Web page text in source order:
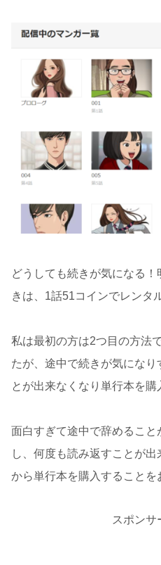
どうしても続きが気になる
きは、1話51コインでレンタ
私は最初の方は2つ目の方法
たが、途中で続きが気にな
とが出来なくなり単行本を購
面白すぎて途中で辞めるこ
し、何度も読み返すことが
から単行本を購入することを
スポンサ